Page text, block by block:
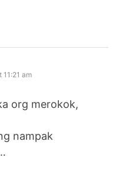
11:21 am
org merokok,
nampak